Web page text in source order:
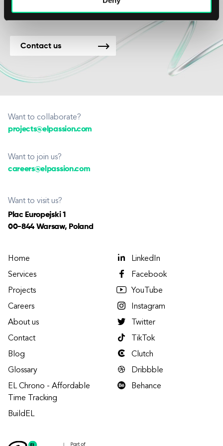
Contact us
Want to collaborate?
projects@elpassion.com
Want to join us?
careers@elpassion.com
Want to visit us?
Plac Europejski 1
00-844 Warsaw, Poland
Home
Services
Projects
Careers
About us
Contact
Blog
Glossary
EL Chrono - Affordable
Time Tracking
BuildEL
LinkedIn
Facebook
YouTube
Instagram
Twitter
TikTok
Clutch
Dribbble
Behance